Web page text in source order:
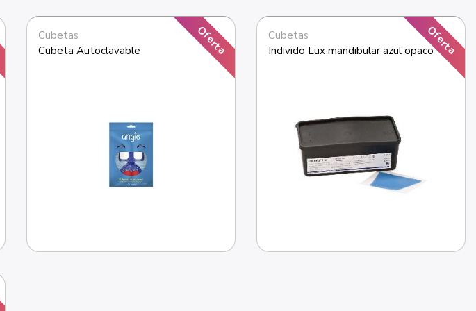
Oferta
Cubetas
Cubeta Autoclavable
Oferta
Cubetas
Individo Lux mandibular azul opaco